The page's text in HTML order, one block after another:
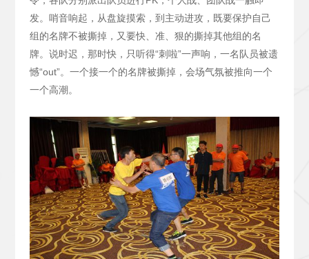
发。哨音响起，从盘旋摸索，到主动进攻，既要保护自己
组的名牌不被撕掉，又要快、准、狠的撕掉其他组的名
牌。说时迟，那时快，只听得“刺啦”一声响，一名队员被遗
憾“out”。一个接一个的名牌被撕掉，会场气氛被推向一个
一个高潮。